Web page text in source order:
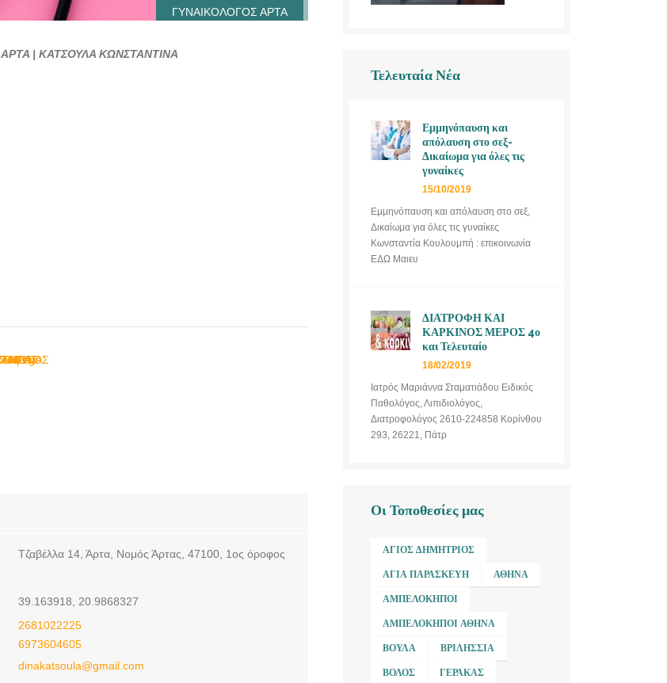
ΓΥΝΑΙΚΟΛΟΓΟΣ ΑΡΤΑ
ΚΩΝΣΤΑΝΤΙΝΑ -
| ΚΑΤΣΟΥΛΑ ΚΩΝΣΤΑΝΤΙΝΑ
Τζαβέλλα 14, Άρτα, Νομός Άρτας, 47100, 1ος όροφος
39.163918, 20.9868327
2681022225
6973604605
dinakatsoula@gmail.com
Τελευταία Νέα
Εμμηνόπαυση και
απόλαυση στο σεξ-
Δικαίωμα για όλες τις
γυναίκες
15/10/2019
Εμμηνόπαυση και απόλαυση στο σεξ,
Δικαίωμα για όλες τις γυναίκες
Κωνσταντία Κουλουμπή : επικοινωνία
ΕΔΩ Μαιευ
ΔΙΑΤΡΟΦΗ ΚΑΙ
ΚΑΡΚΙΝΟΣ ΜΕΡΟΣ 4ο
και Τελευταίο
18/02/2019
Ιατρός Μαριάννα Σταματιάδου Ειδικός
Παθολόγος, Λιπιδιολόγος,
Διατροφολόγος 2610-224858 Κορίνθου
293, 26221, Πάτρ
Οι Τοποθεσίες μας
ΆΓΙΟΣ ΔΗΜΉΤΡΙΟΣ
ΑΓΊΑ ΠΑΡΑΣΚΕΥΉ ΑΘΉΝΑ
ΑΜΠΕΛΌΚΗΠΟΙ
ΑΜΠΕΛΌΚΗΠΟΙ ΑΘΉΝΑ
ΒΟΎΛΑ ΒΡΙΛΉΣΣΙΑ
ΒΌΛΟΣ ΓΈΡΑΚΑΣ